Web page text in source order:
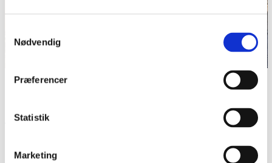
Nødvendig
Præferencer
Statistik
Marketing
Romhuset Johannsen-Rum i Mariegade i Flensborg. I
Foto: JoachimKohler-HB CC 1.0.